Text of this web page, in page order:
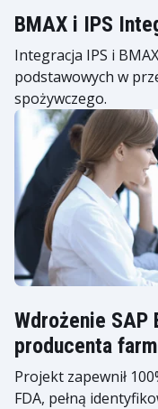
BMAX i IPS
Integracja IPS i
podstawowych w
spożywczego.
Wdrożenie SAP
producenta
Projekt zapewnił
FDA, pełną